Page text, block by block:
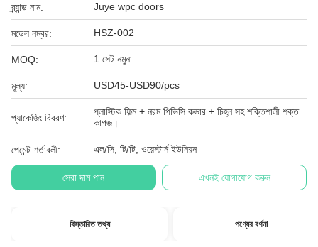
ব্র্যান্ড নাম: Juye wpc doors
মডেল নম্বর: HSZ-002
MOQ: 1 সেট নমুনা
মূল্য: USD45-USD90/pcs
প্যাকেজিং বিবরণ:
প্লাস্টিক ফিল্ম + নরম পিভিসি কভার + চিহ্ন সহ শক্তিশালী শক্ত
কাগজ।
পেমেন্ট শর্তাবলী: এল/সি, টি/টি, ওয়েস্টার্ন ইউনিয়ন
সেরা দাম পান এখনই যোগাযোগ করুন
বিস্তারিত তথ্য পণ্যের বর্ণনা